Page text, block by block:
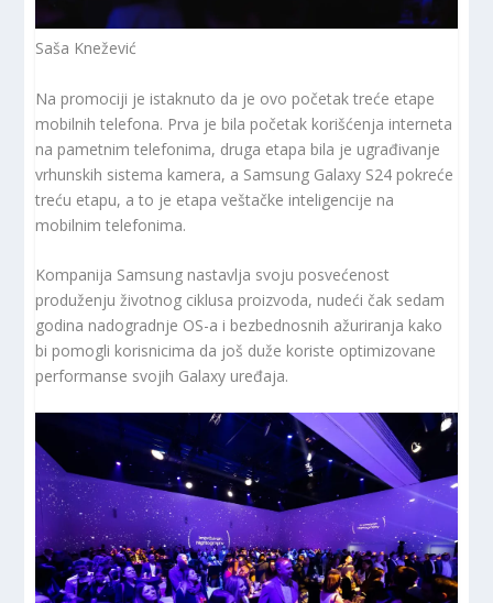
Saša Knežević
Na promociji je istaknuto da je ovo početak treće etape
mobilnih telefona. Prva je bila početak korišćenja interneta
na pametnim telefonima, druga etapa bila je ugrađivanje
vrhunskih sistema kamera, a Samsung Galaxy S24 pokreće
treću etapu, a to je etapa veštačke inteligencije na
mobilnim telefonima.
Kompanija Samsung nastavlja svoju posvećenost
produženju životnog ciklusa proizvoda, nudeći čak sedam
godina nadogradnje OS-a i bezbednosnih ažuriranja kako
bi pomogli korisnicima da još duže koriste optimizovane
performanse svojih Galaxy uređaja.